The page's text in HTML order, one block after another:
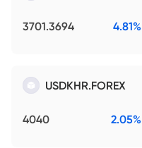
3701.3694 4.81%
USDKHR.FOREX
4040 2.05%